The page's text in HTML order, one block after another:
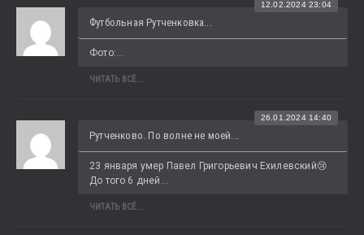
Футбольная Рутченковка...
12.02.2024 23:04
Фото:...
ЧИТАТЬ ВСЁ...
Рутченково. По волне не моей...
26.01.2024 14:40
23 января умер Павел Григорьевич Ехилевский😢
До того 6 дней...
ЧИТАТЬ ВСЁ...